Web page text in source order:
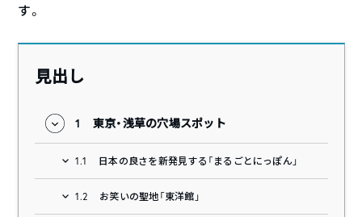
す。
見出し
1 東京・浅草の穴場スポット
1.1 日本の良さを新発見する「まるごとにっぽん」
1.2 お笑いの聖地「東洋館」